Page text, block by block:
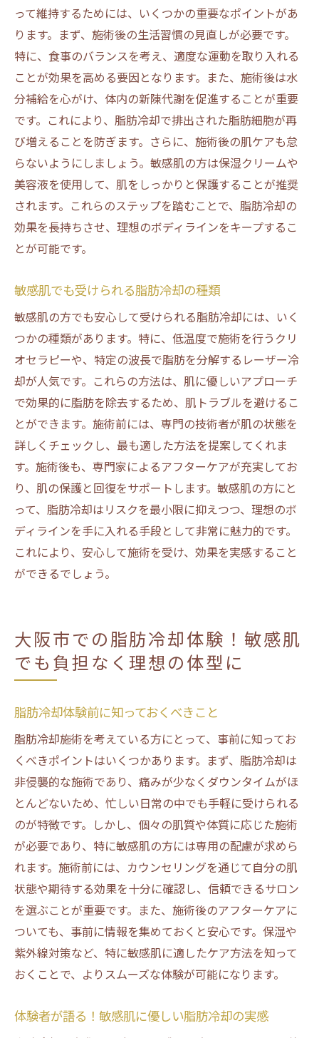
って維持するためには、いくつかの重要なポイントがあ
ります。まず、施術後の生活習慣の見直しが必要です。
特に、食事のバランスを考え、適度な運動を取り入れる
ことが効果を高める要因となります。また、施術後は水
分補給を心がけ、体内の新陳代謝を促進することが重要
です。これにより、脂肪冷却で排出された脂肪細胞が再
び増えることを防ぎます。さらに、施術後の肌ケアも怠
らないようにしましょう。敏感肌の方は保湿クリームや
美容液を使用して、肌をしっかりと保護することが推奨
されます。これらのステップを踏むことで、脂肪冷却の
効果を長持ちさせ、理想のボディラインをキープするこ
とが可能です。
敏感肌でも受けられる脂肪冷却の種類
敏感肌の方でも安心して受けられる脂肪冷却には、いく
つかの種類があります。特に、低温度で施術を行うクリ
オセラピーや、特定の波長で脂肪を分解するレーザー冷
却が人気です。これらの方法は、肌に優しいアプローチ
で効果的に脂肪を除去するため、肌トラブルを避けるこ
とができます。施術前には、専門の技術者が肌の状態を
詳しくチェックし、最も適した方法を提案してくれま
す。施術後も、専門家によるアフターケアが充実してお
り、肌の保護と回復をサポートします。敏感肌の方にと
って、脂肪冷却はリスクを最小限に抑えつつ、理想のボ
ディラインを手に入れる手段として非常に魅力的です。
これにより、安心して施術を受け、効果を実感すること
ができるでしょう。
大阪市での脂肪冷却体験！敏感肌
でも負担なく理想の体型に
脂肪冷却体験前に知っておくべきこと
脂肪冷却施術を考えている方にとって、事前に知ってお
くべきポイントはいくつかあります。まず、脂肪冷却は
非侵襲的な施術であり、痛みが少なくダウンタイムがほ
とんどないため、忙しい日常の中でも手軽に受けられる
のが特徴です。しかし、個々の肌質や体質に応じた施術
が必要であり、特に敏感肌の方には専用の配慮が求めら
れます。施術前には、カウンセリングを通じて自分の肌
状態や期待する効果を十分に確認し、信頼できるサロン
を選ぶことが重要です。また、施術後のアフターケアに
ついても、事前に情報を集めておくと安心です。保湿や
紫外線対策など、特に敏感肌に適したケア方法を知って
おくことで、よりスムーズな体験が可能になります。
体験者が語る！敏感肌に優しい脂肪冷却の実感